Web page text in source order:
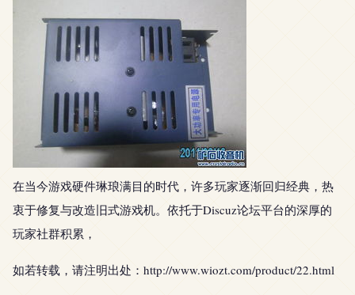
在当今游戏硬件琳琅满目的时代，许多玩家逐渐回归经典，热
衷于修复与改造旧式游戏机。依托于Discuz论坛平台的深厚的
玩家社群积累，
如若转载，请注明出处：http://www.wiozt.com/product/22.html